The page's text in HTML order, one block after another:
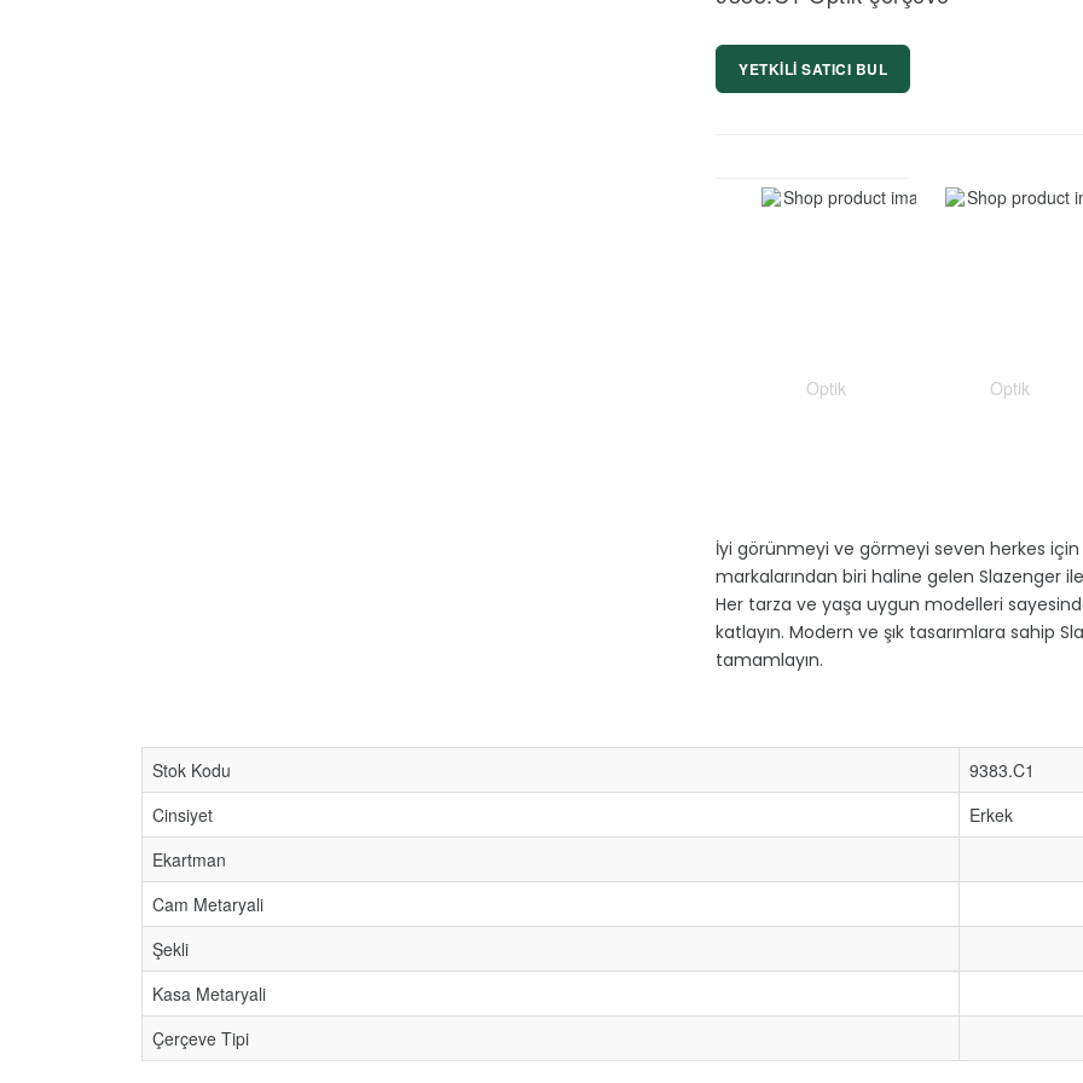
YETKİLİ SATICI BUL
Optik Optik
İyi görünmeyi ve görmeyi seven herkes için
markalarından biri haline gelen Slazenger
Her tarza ve yaşa uygun modelleri
katlayın. Modern ve şık tasarımlara sahip
tamamlayın.
Stok Kodu
9383.C1
Cinsiyet
Erkek
Ekartman
Cam Metaryali
Şekli
Kasa Metaryali
Çerçeve Tipi